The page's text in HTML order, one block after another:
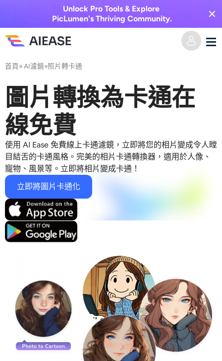
Unlock Pro Tools & Explore
PicLumen's Thriving Community.
家
AI視頻
文字轉視頻
圖像轉視頻
視頻效果
AI親吻生成器
AI擁抱生成器
支援的人工智慧模型
Seedance 2.0 Kling 2.6 Motion Control Veo 3.1
Sora 2.0 Kling 2.6 Pro Kling 2.1 Master Hailuo 2.3
Wan 2.5
視覺特效
AI圖像
文字轉圖片
支援的人工智慧模型
Seedream 5.0 專業版
通量 Kontext
人工智慧工具
相片編輯與創作工具
照片增強器
浮水印去除器
背景去除劑
AI背景
定價
首頁»AI濾鏡»照片轉卡通
圖片轉換為卡通在
線免費
使用 AI Ease 免費線上卡通濾鏡，立即將您的相片變成令人瞠
目結舌的卡通風格。完美的相片卡通轉換器，適用於人像、
寵物、風景等。立即將相片變成卡通！
立即將圖片卡通化